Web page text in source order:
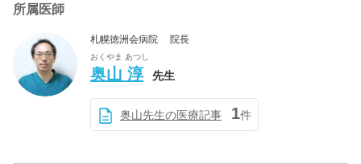
所属医師
札幌徳洲会病院 院長
おくやま あつし
奥山 淳 先生
奥山先生の医療記事 1件